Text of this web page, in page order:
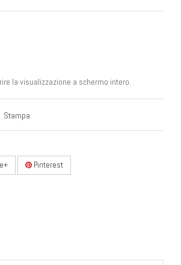
la visualizzazione a schermo intero.
Stampa
Pinterest